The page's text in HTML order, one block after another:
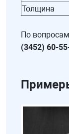
Толщина
По
(3452) 60-